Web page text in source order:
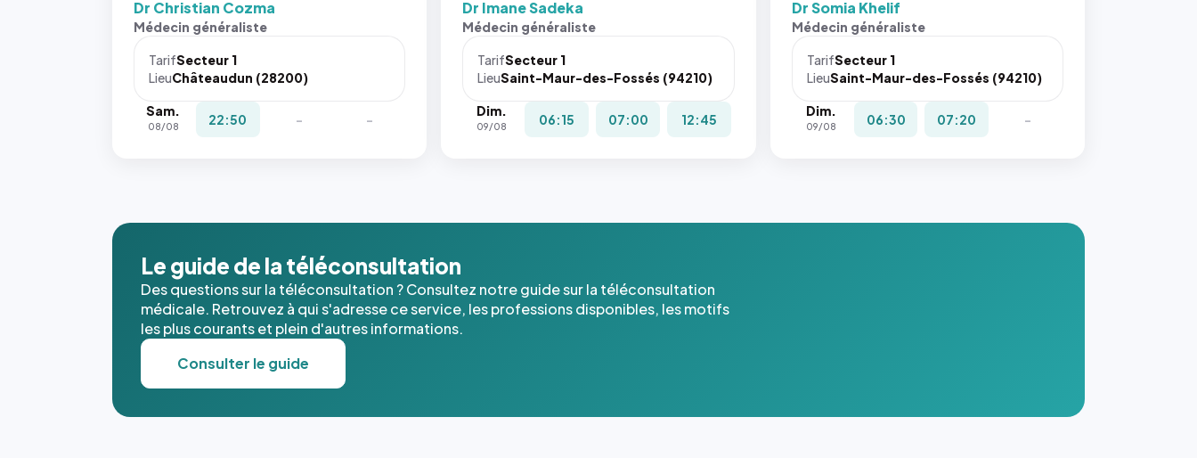
Sans ces
navigateur
pas la
place, et
l'annuaire
dans ce
cas. #}
Dr Christian Cozma
Médecin généraliste
TarifSecteur 1
LieuChâteaudun (28200)
Sam.
08/08 22:50 - -
Sans ces
navigateur
pas la
place, et
cas. #}
Dr Imane Sadeka
Médecin généraliste
TarifSecteur 1
LieuSaint-Maur-des-Fossés (94210)
Dim.
09/08 06:15 07:00 12:45
Sans ces
navigateur
pas la
place, et
Dr Somia Khelif
Médecin généraliste
TarifSecteur 1
LieuSaint-Maur-des-Fossés (94210)
Dim.
09/08 06:30 07:20 -
Le guide de la téléconsultation
Des questions sur la téléconsultation ? Consultez notre guide sur la téléconsultation
médicale. Retrouvez à qui s'adresse ce service, les professions disponibles, les motifs
les plus courants et plein d'autres informations.
Consulter le guide